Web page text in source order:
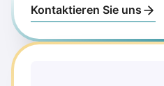
Kontaktieren Sie uns